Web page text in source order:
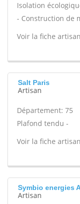
Isolation
- Construction de
Voir la fiche
Salt Paris
Artisan
Département: 75
Plafond tendu -
Voir la fiche
Symbio energies
Artisan